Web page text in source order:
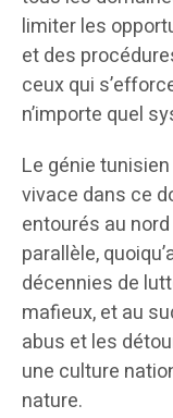
limiter les
et des
ceux qui
n’importe quel
Le génie
vivace dans ce
entourés au
parallèle,
décennies de
mafieux, et au
abus et les
une culture
nature.